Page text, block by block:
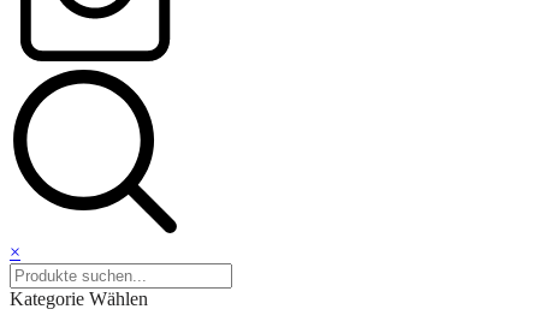
×
Kategorie Wählen